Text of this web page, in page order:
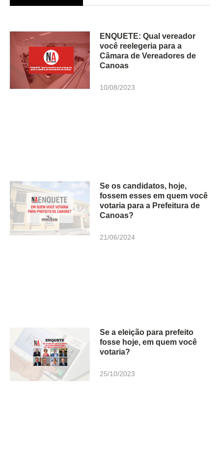
ENQUETE: Qual vereador
você reelegeria para a
Câmara de Vereadores de
Canoas
10/08/2023
Se os candidatos, hoje,
fossem esses em quem você
votaria para a Prefeitura de
Canoas?
21/06/2024
Se a eleição para prefeito
fosse hoje, em quem você
votaria?
25/10/2023